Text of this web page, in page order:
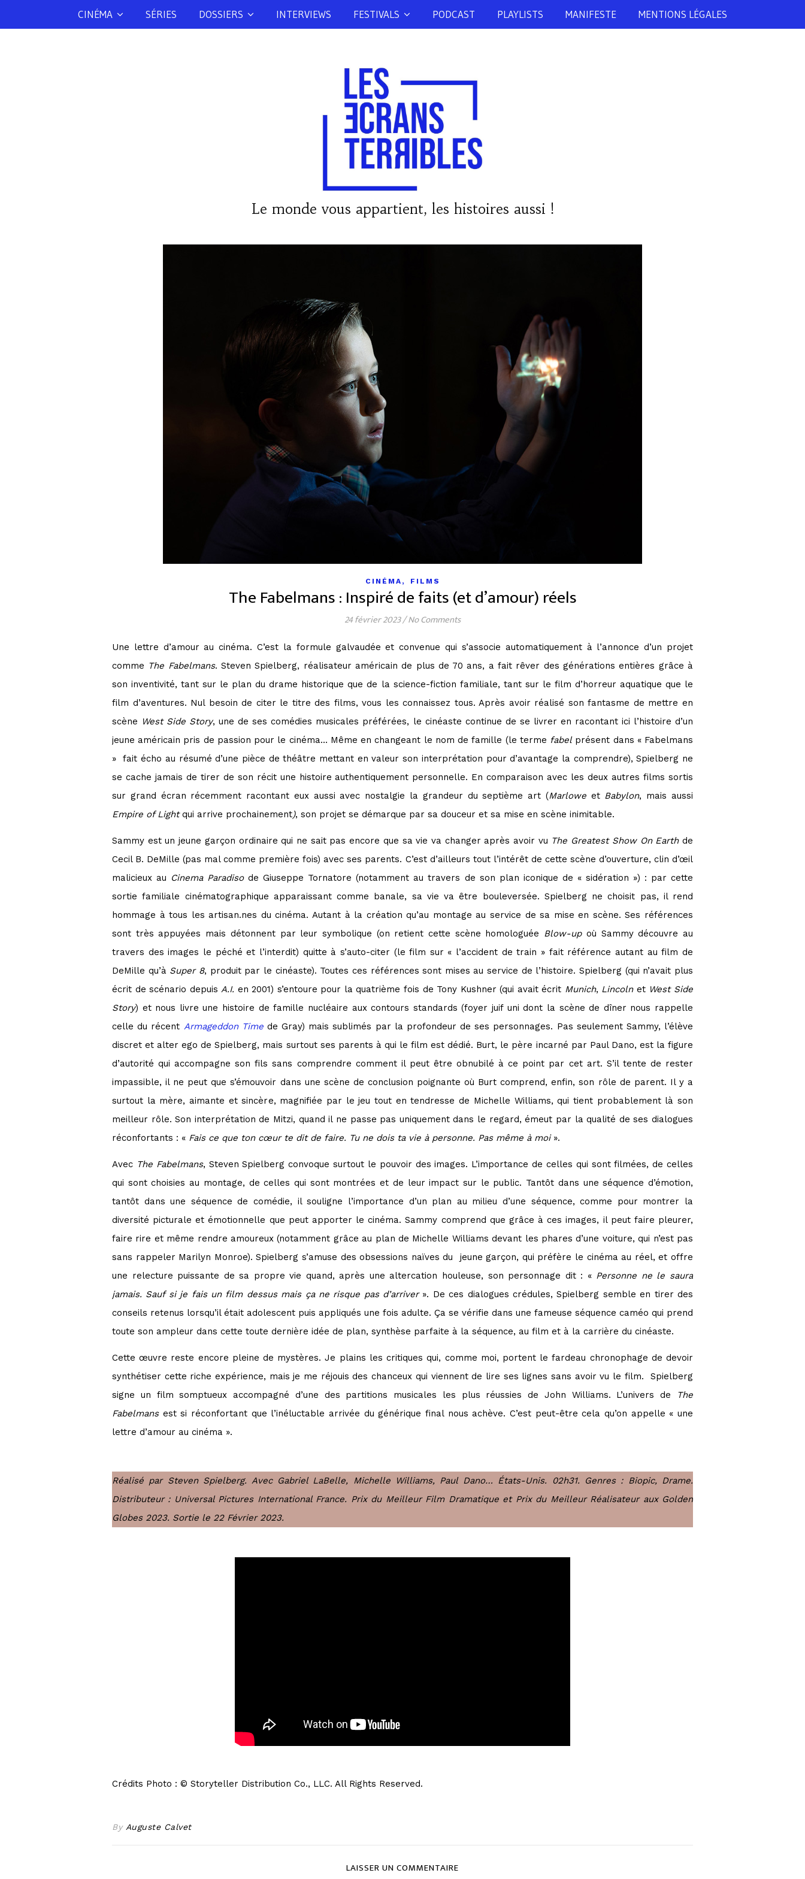
CINÉMA SÉRIES DOSSIERS INTERVIEWS FESTIVALS PODCAST PLAYLISTS MANIFESTE MENTIONS LÉGALES
Le monde vous appartient, les histoires aussi !
CINÉMA , FILMS
The Fabelmans : Inspiré de faits (et d’amour) réels
24 février 2023/No Comments
Une lettre d’amour au cinéma. C’est la formule galvaudée et convenue qui s’associe automatiquement à l’annonce d’un projet
comme The Fabelmans. Steven Spielberg, réalisateur américain de plus de 70 ans, a fait rêver des générations entières grâce à
son inventivité, tant sur le plan du drame historique que de la science-fiction familiale, tant sur le film d’horreur aquatique que le
film d’aventures. Nul besoin de citer le titre des films, vous les connaissez tous. Après avoir réalisé son fantasme de mettre en
scène West Side Story, une de ses comédies musicales préférées, le cinéaste continue de se livrer en racontant ici l’histoire d’un
jeune américain pris de passion pour le cinéma… Même en changeant le nom de famille (le terme fabelprésent dans « Fabelmans
» fait écho au résumé d’une pièce de théâtre mettant en valeur son interprétation pour d’avantage la comprendre), Spielberg ne
se cache jamais de tirer de son récit une histoire authentiquement personnelle. En comparaison avec les deux autres films sortis
sur grand écran récemment racontant eux aussi avec nostalgie la grandeur du septième art (Marloweet Babylon, mais aussi
Empire of Lightqui arrive prochainement), son projet se démarque par sa douceur et sa mise en scène inimitable.
Sammy est un jeune garçon ordinaire qui ne sait pas encore que sa vie va changer après avoir vu The Greatest Show On Earthde
Cecil B. DeMille (pas mal comme première fois) avec ses parents. C’est d’ailleurs tout l’intérêt de cette scène d’ouverture, clin d’œil
malicieux au Cinema Paradisode Giuseppe Tornatore (notamment au travers de son plan iconique de « sidération ») : par cette
sortie familiale cinématographique apparaissant comme banale, sa vie va être bouleversée. Spielberg ne choisit pas, il rend
hommage à tous les artisan.nes du cinéma. Autant à la création qu’au montage au service de sa mise en scène. Ses références
sont très appuyées mais détonnent par leur symbolique (on retient cette scène homologuée Blow-up où Sammy découvre au
travers des images le péché et l’interdit) quitte à s’auto-citer (le film sur « l’accident de train » fait référence autant au film de
DeMille qu’à Super 8, produit par le cinéaste). Toutes ces références sont mises au service de l’histoire. Spielberg (qui n’avait plus
écrit de scénario depuisA.I. en 2001) s’entoure pour la quatrième fois de Tony Kushner (qui avait écrit Munich, Lincolnet West Side
Story) et nous livre une histoire de famille nucléaire aux contours standards (foyer juif uni dont la scène de dîner nous rappelle
celle du récent Armageddon Timede Gray) mais sublimés par la profondeur de ses personnages. Pas seulement Sammy, l’élève
discret et alter ego de Spielberg, mais surtout ses parents à qui le film est dédié. Burt, le père incarné par Paul Dano, est la figure
d’autorité qui accompagne son fils sans comprendre comment il peut être obnubilé à ce point par cet art. S’il tente de rester
impassible, il ne peut que s’émouvoir dans une scène de conclusion poignante où Burt comprend, enfin, son rôle de parent. Il y a
surtout la mère, aimante et sincère, magnifiée par le jeu tout en tendresse de Michelle Williams, qui tient probablement là son
meilleur rôle. Son interprétation de Mitzi, quand il ne passe pas uniquement dans le regard, émeut par la qualité de ses dialogues
réconfortants : « Fais ce que ton cœur te dit de faire. Tu ne dois ta vie à personne. Pas même à moi».
Avec The Fabelmans, Steven Spielberg convoque surtout le pouvoir des images. L’importance de celles qui sont filmées, de celles
qui sont choisies au montage, de celles qui sont montrées et de leur impact sur le public. Tantôt dans une séquence d’émotion,
tantôt dans une séquence de comédie, il souligne l’importance d’un plan au milieu d’une séquence, comme pour montrer la
diversité picturale et émotionnelle que peut apporter le cinéma. Sammy comprend que grâce à ces images, il peut faire pleurer,
faire rire et même rendre amoureux (notamment grâce au plan de Michelle Williams devant les phares d’une voiture, qui n’est pas
sans rappeler Marilyn Monroe). Spielberg s’amuse des obsessions naïves du jeune garçon, qui préfère le cinéma au réel, et offre
une relecture puissante de sa propre vie quand, après une altercation houleuse, son personnage dit : « Personne ne le saura
jamais. Sauf si je fais un film dessus mais ça ne risque pas d’arriver». De ces dialogues crédules, Spielberg semble en tirer des
conseils retenus lorsqu’il était adolescent puis appliqués une fois adulte. Ça se vérifie dans une fameuse séquence caméo qui prend
toute son ampleur dans cette toute dernière idée de plan, synthèse parfaite à la séquence, au film et à la carrière du cinéaste.
Cette œuvre reste encore pleine de mystères. Je plains les critiques qui, comme moi, portent le fardeau chronophage de devoir
synthétiser cette riche expérience, mais je me réjouis des chanceux qui viennent de lire ses lignes sans avoir vu le film. Spielberg
signe un film somptueux accompagné d’une des partitions musicales les plus réussies de John Williams. L’univers de
The
Fabelmansest si réconfortant que l’inéluctable arrivée du générique final nous achève. C’est peut-être cela qu’on appelle « une
lettre d’amour au cinéma ».
Réalisé par Steven Spielberg. Avec Gabriel LaBelle, Michelle Williams, Paul Dano… États-Unis. 02h31. Genres : Biopic, Drame.
Distributeur : Universal Pictures International France. Prix du Meilleur Film Dramatique et Prix du Meilleur Réalisateur aux Golden
Globes 2023. Sortie le 22 Février 2023.
Crédits Photo : © Storyteller Distribution Co., LLC. All Rights Reserved.
By Auguste Calvet
LAISSER UN COMMENTAIRE